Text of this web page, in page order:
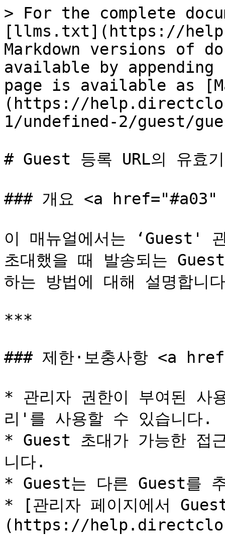
> For the complete
[llms.txt](https://
Markdown versions of
available by
page is available as
(https://
1/undefined-2/guest/
# Guest 등록 URL의 유효
### 개요 <a
이 매뉴얼에서는 ‘Guest'
초대했을 때 발송되는
하는 방법에 대해 설명합니
***
### 제한·보충사항 <a
* 관리자 권한이 부여된 사
리'를 사용할 수 있습니다.
* Guest 초대가 가능한 접
니다.
* Guest는 다른 Guest를
* [관리자 페이지에서
(https://